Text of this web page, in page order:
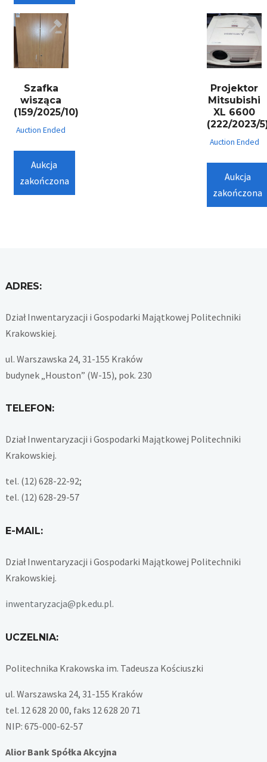
Szafka
wisząca
(159/2025/10)
Auction Ended
Aukcja
zakończona
Projektor
Mitsubishi
XL 6600
(222/2023/
Auction Ended
Aukcja
zakończona
ADRES:
Dział Inwentaryzacji i Gospodarki Majątkowej Politechniki
Krakowskiej.
ul. Warszawska 24, 31-155 Kraków
budynek „Houston” (W-15), pok. 230
TELEFON:
Dział Inwentaryzacji i Gospodarki Majątkowej Politechniki
Krakowskiej.
tel. (12) 628-22-92;
tel. (12) 628-29-57
E-MAIL:
Dział Inwentaryzacji i Gospodarki Majątkowej Politechniki
Krakowskiej.
inwentaryzacja@pk.edu.pl.
UCZELNIA:
Politechnika Krakowska im. Tadeusza Kościuszki
ul. Warszawska 24, 31-155 Kraków
tel. 12 628 20 00, faks 12 628 20 71
NIP: 675-000-62-57
Alior Bank Spółka Akcyjna